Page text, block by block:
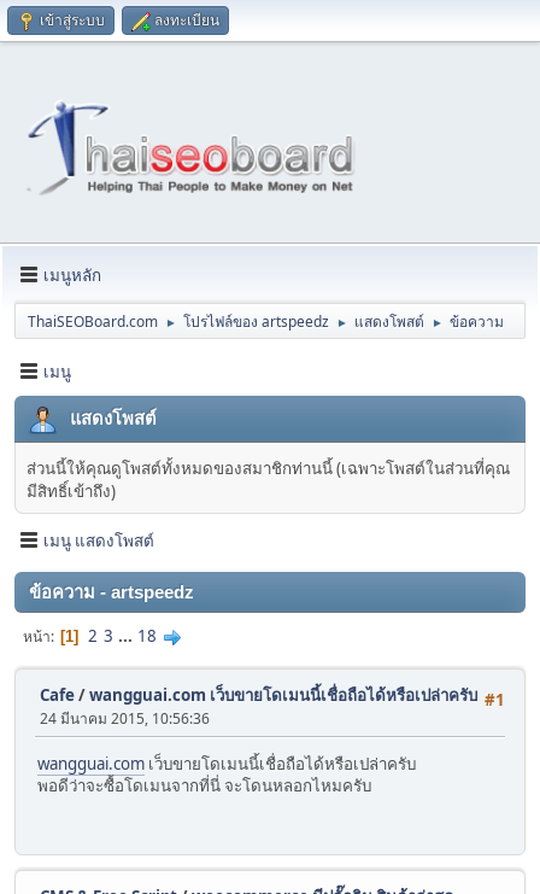
เข้าสู่ระบบ ลงทะเบียน
เมนูหลัก
ThaiSEOBoard.com ► โปรไฟล์ของ artspeedz ► แสดงโพสต์ ► ข้อความ
เมนู
แสดงโพสต์
ส่วนนี้ให้คุณดูโพสต์ทั้งหมดของสมาชิกท่านนี้ (เฉพาะโพสต์ในส่วนที่คุณ
มีสิทธิ์เข้าถึง)
เมนู แสดงโพสต์
ข้อความ - artspeedz
หน้า 1 2 3 ... 18
#1
Cafe/wangguai.com เว็บขายโดเมนนี้เชื่อถือได้หรือเปล่าครับ
24 มีนาคม 2015, 10:56:36
wangguai.com เว็บขายโดเมนนี้เชื่อถือได้หรือเปล่าครับ
พอดีว่าจะซื้อโดเมนจากที่นี่ จะโดนหลอกไหมครับ